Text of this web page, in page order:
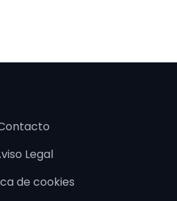
Legal
de cookies